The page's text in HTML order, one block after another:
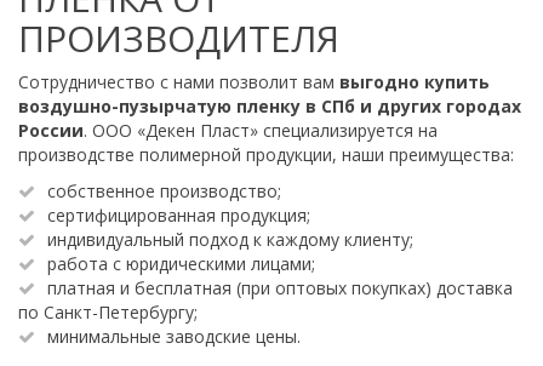
ПРОИЗВОДИТЕЛЯ
Сотрудничество с нами позволит вам выгодно купить
воздушно-пузырчатую пленку в СПб и других городах
России. ООО «Декен Пласт» специализируется на
производстве полимерной продукции, наши преимущества:
собственное производство;
сертифицированная продукция;
индивидуальный подход к каждому клиенту;
работа с юридическими лицами;
платная и бесплатная (при оптовых покупках) доставка
по Санкт-Петербургу;
минимальные заводские цены.